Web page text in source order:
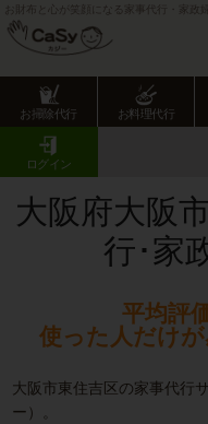
お財布と心が笑顔になる家事代行・家政
お掃除代行 お料理代行
ログイン
CaSy TOP
東住吉区の家事代行･家政婦サービス
大阪府大阪
行･家
平均評
使った人だけが
大阪市東住吉区の家事代行
ー）。